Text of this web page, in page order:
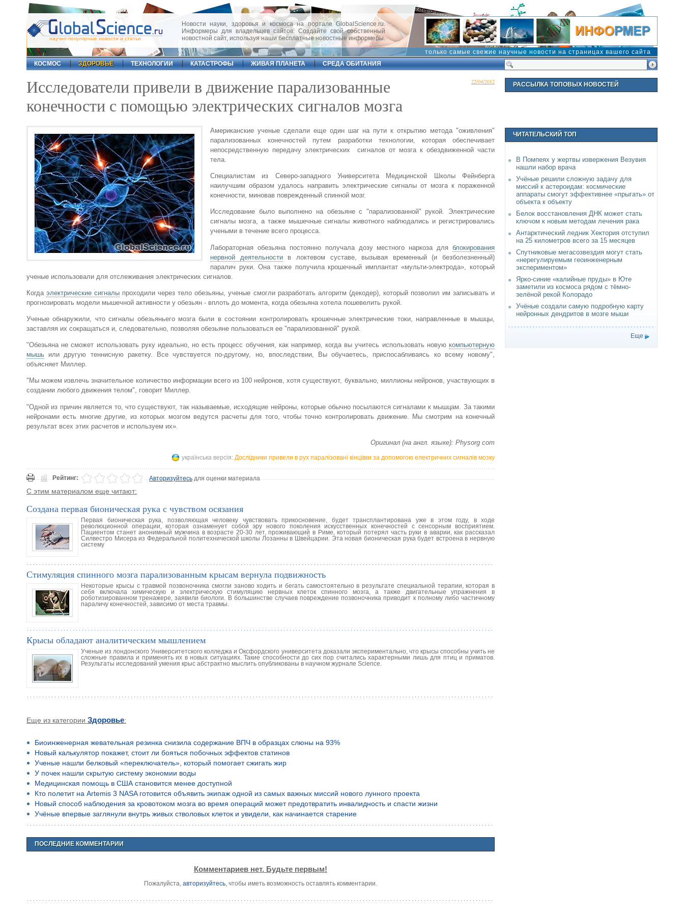
научно-популярные новости и статьи
Новости науки, здоровья и космоса на портале GlobalScience.ru.
Информеры для владельцев сайтов. Создайте свой собственный
новостной сайт, используя наши бесплатные новостные информеры.
только самые свежие научные новости на страницах вашего сайта
КОСМОС
ЗДОРОВЬЕ ТЕХНОЛОГИИ КАТАСТРОФЫ ЖИВАЯ ПЛАНЕТА СРЕДА ОБИТАНИЯ
22/04/2012
Исследователи привели в движение парализованные
конечности с помощью электрических сигналов мозга
Американские ученые сделали еще один шаг на пути к открытию метода "оживления"
парализованных конечностей путем разработки технологии, которая обеспечивает
непосредственную передачу электрических сигналов от мозга к обездвиженной части
тела.
Специалистам из Северо-западного Университета Медицинской Школы Фейнберга
наилучшим образом удалось направить электрические сигналы от мозга к пораженной
конечности, миновав поврежденный спинной мозг.
Исследование было выполнено на обезьяне с "парализованной" рукой. Электрические
сигналы мозга, а также мышечные сигналы животного наблюдались и регистрировались
учеными в течение всего процесса.
Лабораторная обезьяна постоянно получала дозу местного наркоза для блокирования
нервной деятельностив локтевом суставе, вызывая временный (и безболезненный)
паралич руки. Она также получила крошечный имплантат «мульти-электрода», который
ученые использовали для отслеживания электрических сигналов.
Когдаэлектрические сигналы проходили через тело обезьяны, ученые смогли разработать алгоритм (декодер), который позволил им записывать и
прогнозировать модели мышечной активности у обезьян - вплоть до момента, когда обезьяна хотела пошевелить рукой.
Ученые обнаружили, что сигналы обезьяньего мозга были в состоянии контролировать крошечные электрические токи, направленные в мышцы,
заставляя их сокращаться и, следовательно, позволяя обезьяне пользоваться ее "парализованной" рукой.
"Обезьяна не сможет использовать руку идеально, но есть процесс обучения, как например, когда вы учитесь использовать новую компьютерную
мышь или другую теннисную ракетку. Все чувствуется по-другому, но, впоследствии, Вы обучаетесь, приспосабливаясь ко всему новому",
объясняет Миллер.
"Мы можем извлечь значительное количество информации всего из 100 нейронов, хотя существуют, буквально, миллионы нейронов, участвующих в
создании любого движения телом", говорит Миллер.
"Одной из причин является то, что существуют, так называемые, исходящие нейроны, которые обычно посылаются сигналами к мышцам. За такими
нейронами есть многие другие, из которых мозгом ведутся расчеты для того, чтобы точно контролировать движение. Мы смотрим на конечный
результат всех этих расчетов и используем их».
Оригинал (на англ. языке): Physorg com
українська версія: Дослідники привели в рух паралізовані кінцівки за допомогою електричних сигналів мозку
Рейтинг: Авторизуйтесьдля оценки материала
С этим материалом еще читают:
Создана первая бионическая рука с чувством осязания
Первая бионическая рука, позволяющая человеку чувствовать прикосновение, будет трансплантирована уже в этом году, в ходе
революционной операции, которая ознаменует собой эру нового поколения искусственных конечностей с сенсорным восприятием.
Пациентом станет анонимный мужчина в возрасте 20-30 лет, проживающий в Риме, который потерял часть руки в аварии, как рассказал
Силвестро Мисера из Федеральной политехнической школы Лозанны в Швейцарии. Эта новая бионическая рука будет встроена в нервную
систему
Стимуляция спинного мозга парализованным крысам вернула подвижность
Некоторые крысы с травмой позвоночника смогли заново ходить и бегать самостоятельно в результате специальной терапии, которая в
себя включала химическую и электрическую стимуляцию нервных клеток спинного мозга, а также двигательные упражнения в
роботизированном тренажере, заявили биологи. В большинстве случаев повреждение позвоночника приводит к полному либо частичному
параличу конечностей, зависимо от места травмы.
Крысы обладают аналитическим мышлением
Ученые из лондонского Университетского колледжа и Оксфордского университета доказали экспериментально, что крысы способны учить не
сложные правила и применять их в новых ситуациях. Такие способности до сих пор считались характерными лишь для птиц и приматов.
Результаты исследований умения крыс абстрактно мыслить опубликованы в научном журнале Science.
Еще из категории Здоровье:
Биоинженерная жевательная резинка снизила содержание ВПЧ в образцах слюны на 93%
Новый калькулятор покажет, стоит ли бояться побочных эффектов статинов
Ученые нашли белковый «переключатель», который помогает сжигать жир
У почек нашли скрытую систему экономии воды
Медицинская помощь в США становится менее доступной
Кто полетит на Artemis 3 NASA готовится объявить экипаж одной из самых важных миссий нового лунного проекта
Новый способ наблюдения за кровотоком мозга во время операций может предотвратить инвалидность и спасти жизни
Учёные впервые заглянули внутрь живых стволовых клеток и увидели, как начинается старение
ПОСЛЕДНИЕ КОММЕНТАРИИ
Комментариев нет. Будьте первым!
Пожалуйста, авторизуйтесь, чтобы иметь возможность оставлять комментарии.
РАССЫЛКА ТОПОВЫХ НОВОСТЕЙ
ЧИТАТЕЛЬСКИЙ ТОП
В Помпеях у жертвы извержения Везувия
нашли набор врача
Учёные решили сложную задачу для
миссий к астероидам: космические
аппараты смогут эффективнее «прыгать» от
объекта к объекту
Белок восстановления ДНК может стать
ключом к новым методам лечения рака
Антарктический ледник Хектория отступил
на 25 километров всего за 15 месяцев
Спутниковые мегасозвездия могут стать
«нерегулируемым геоинженерным
экспериментом»
Ярко-синие «калийные пруды» в Юте
заметили из космоса рядом с тёмно-
зелёной рекой Колорадо
Учёные создали самую подробную карту
нейронных дендритов в мозге мыши
Еще